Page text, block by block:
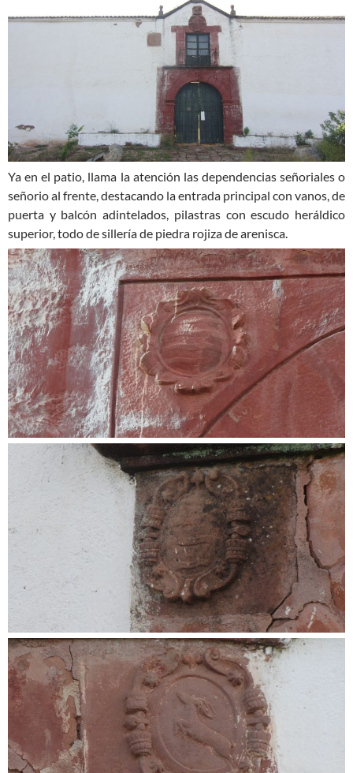
Ya en el patio, llama la atención las dependencias señoriales o
señorio al frente, destacando la entrada principal con vanos, de
puerta y balcón adintelados, pilastras con escudo heráldico
superior, todo de sillería de piedra rojiza de arenisca.